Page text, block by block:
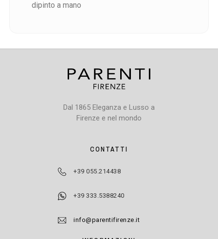
dipinto a mano
Dal 1865 Eleganza e Lusso a
Firenze e nel mondo
CONTATTI
+39 055.214438
+39 333.5388240
info@parentifirenze.it